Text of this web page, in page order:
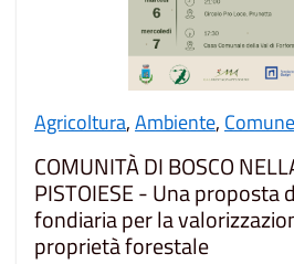
Agricoltura,Ambiente, Comune
COMUNITÀ DI BOSCO
PISTOIESE - Una proposta
fondiaria per la
proprietà forestale